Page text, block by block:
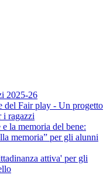
2025-26
del Fair play - Un progetto
i ragazzi
la memoria del bene:
memoria” per gli alunni
attiva' per gli